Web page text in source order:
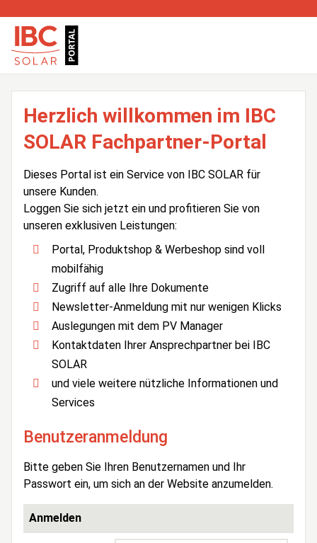
Herzlich willkommen im IBC
SOLAR Fachpartner-Portal
Dieses Portal ist ein Service von IBC SOLAR für
unsere Kunden.
Loggen Sie sich jetzt ein und profitieren Sie von
unseren exklusiven Leistungen:
Portal, Produktshop & Werbeshop sind voll
mobilfähig
Zugriff auf alle Ihre Dokumente
Newsletter-Anmeldung mit nur wenigen Klicks
Auslegungen mit dem PV Manager
Kontaktdaten Ihrer Ansprechpartner bei IBC
SOLAR
und viele weitere nützliche Informationen und
Services
Benutzeranmeldung
Bitte geben Sie Ihren Benutzernamen und Ihr
Passwort ein, um sich an der Website anzumelden.
Anmelden